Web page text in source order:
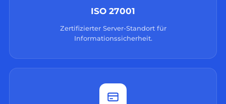
ISO 27001
Zertifizierter Server-Standort für
Informationssicherheit.